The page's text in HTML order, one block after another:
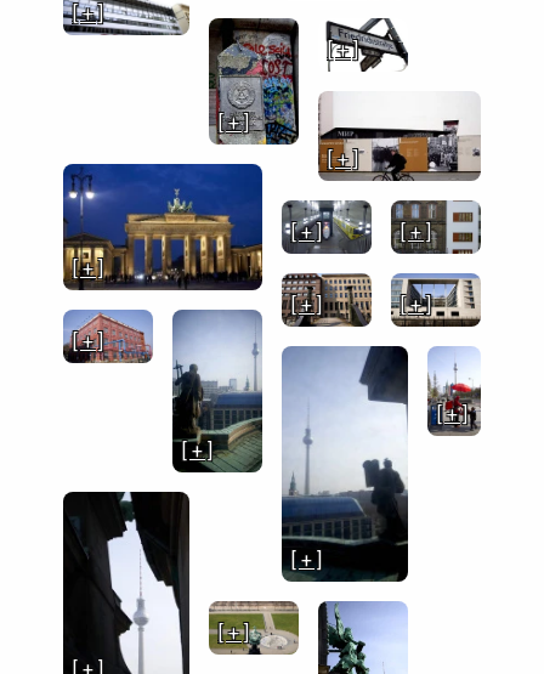
[ + ]
[ + ]
[ + ]
[ + ]
[ + ]
[ + ] [ + ]
[ + ]
[ + ]
[ + ]
[ + ]
[ + ]
[ + ]
[ + ]